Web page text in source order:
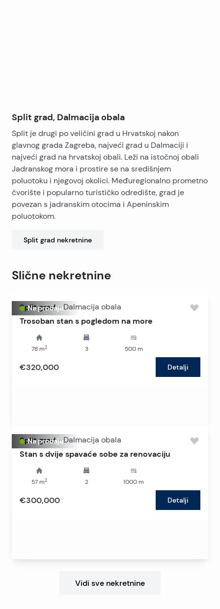
Split grad, Dalmacija obala
Split je drugi po veličini grad u Hrvatskoj nakon
glavnog grada Zagreba, najveći grad u Dalmaciji i
najveći grad na hrvatskoj obali. Leži na istočnoj obali
Jadranskog mora i prostire se na središnjem
poluotoku i njegovoj okolici. Međuregionalno prometno
čvorište i popularno turističko odredište, grad je
povezan s jadranskim otocima i Apeninskim
poluotokom.
Split grad nekretnine
Slične nekretnine
Na prodaju
Split grad - Dalmacija obala
Trosoban stan s pogledom na more
78 m2 3 500m
€320,000 Detalji
Na prodaju
Split grad - Dalmacija obala
Stan s dvije spavaće sobe za renovaciju
57 m2 2 1000 m
€300,000 Detalji
Vidi sve nekretnine